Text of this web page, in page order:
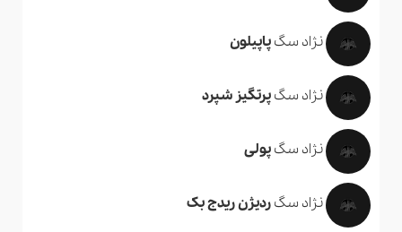
نژاد سگپاپیلون
نژاد سگپرتگیز شپرد
نژاد سگپولی
نژاد سگردیژن ریدج بک